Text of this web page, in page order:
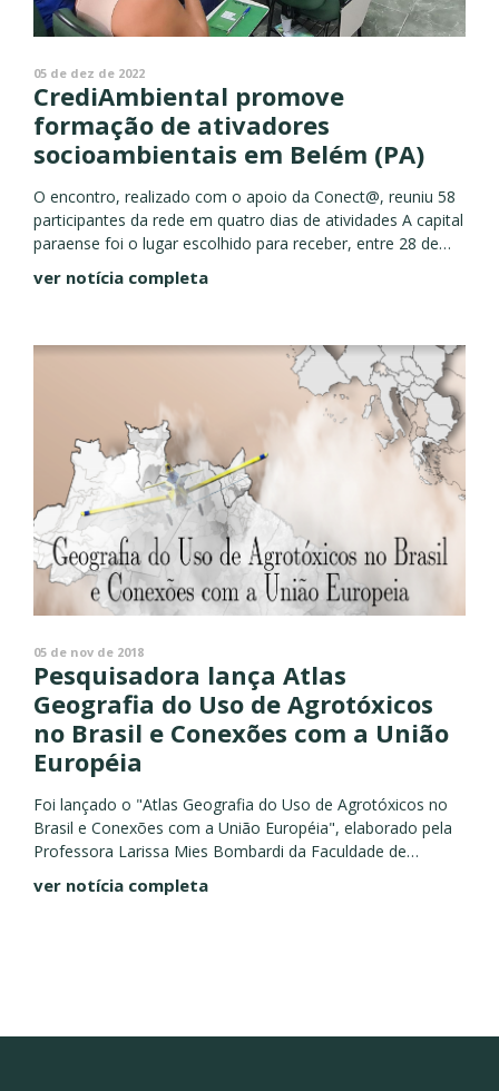
05 de dez de 2022
CrediAmbiental promove
formação de ativadores
socioambientais em Belém (PA)
O encontro, realizado com o apoio da Conect@, reuniu 58
participantes da rede em quatro dias de atividades A capital
paraense foi o lugar escolhido para receber, entre 28 de
novembro e 01 de dezembro,...
ver notícia completa
05 de nov de 2018
Pesquisadora lança Atlas
Geografia do Uso de Agrotóxicos
no Brasil e Conexões com a União
Européia
Foi lançado o "Atlas Geografia do Uso de Agrotóxicos no
Brasil e Conexões com a União Européia", elaborado pela
Professora Larissa Mies Bombardi da Faculdade de
geografia da USP. Trata-se de um levantamento de dados...
ver notícia completa